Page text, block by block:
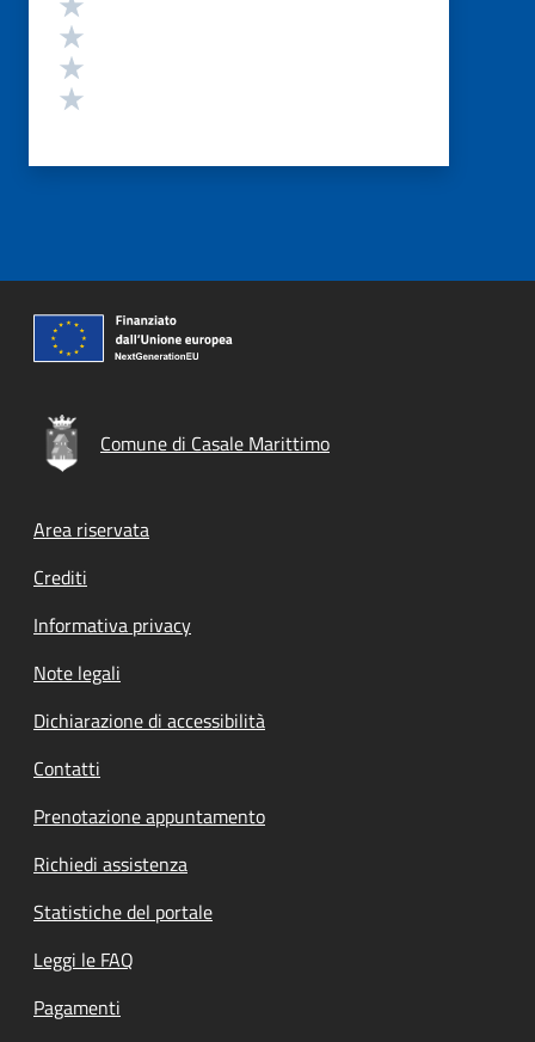
Comune di Casale Marittimo
Footer menu
Area riservata
Crediti
Informativa privacy
Note legali
Dichiarazione di accessibilità
Contatti
Prenotazione appuntamento
Richiedi assistenza
Statistiche del portale
Leggi le FAQ
Pagamenti